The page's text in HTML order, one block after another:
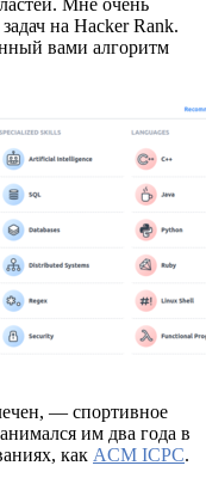
Мне очень
на Hacker Rank.
вами алгоритм
— спортивное
им два года в
как ACM ICPC.